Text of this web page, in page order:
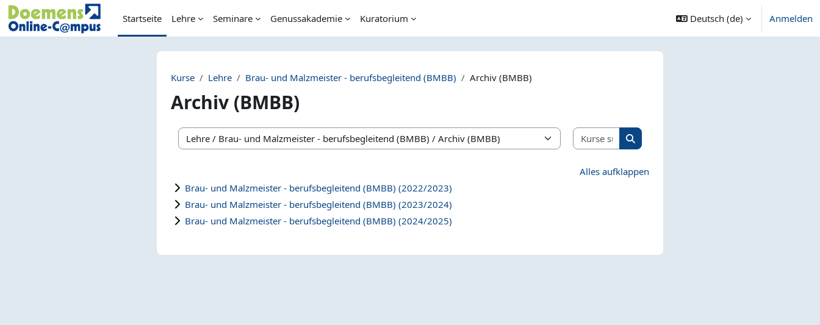
Zum Hauptinhalt
Startseite
Lehre Seminare Genussakademie Kuratorium Deutsch ‎(de)‎ Anmelden
Kurse Lehre Brau- und Malzmeister - berufsbegleitend (BMBB) Archiv (BMBB)
Archiv (BMBB)
Kursbereiche
Kurse suchen
Kurse suchen
Alles aufklappen
Brau- und Malzmeister - berufsbegleitend (BMBB) (2022/2023)
Brau- und Malzmeister - berufsbegleitend (BMBB) (2023/2024)
Brau- und Malzmeister - berufsbegleitend (BMBB) (2024/2025)